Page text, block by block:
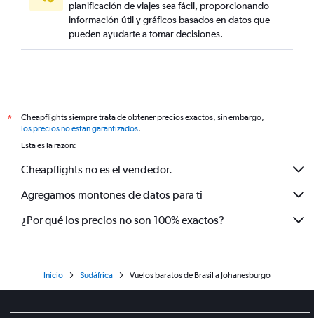
planificación de viajes sea fácil, proporcionando
información útil y gráficos basados en datos que
pueden ayudarte a tomar decisiones.
*
Cheapflights siempre trata de obtener precios exactos, sin embargo,
los precios no están garantizados.
Esta es la razón:
Cheapflights no es el vendedor.
Agregamos montones de datos para ti
¿Por qué los precios no son 100% exactos?
Inicio Sudáfrica Vuelos baratos de Brasil a Johanesburgo